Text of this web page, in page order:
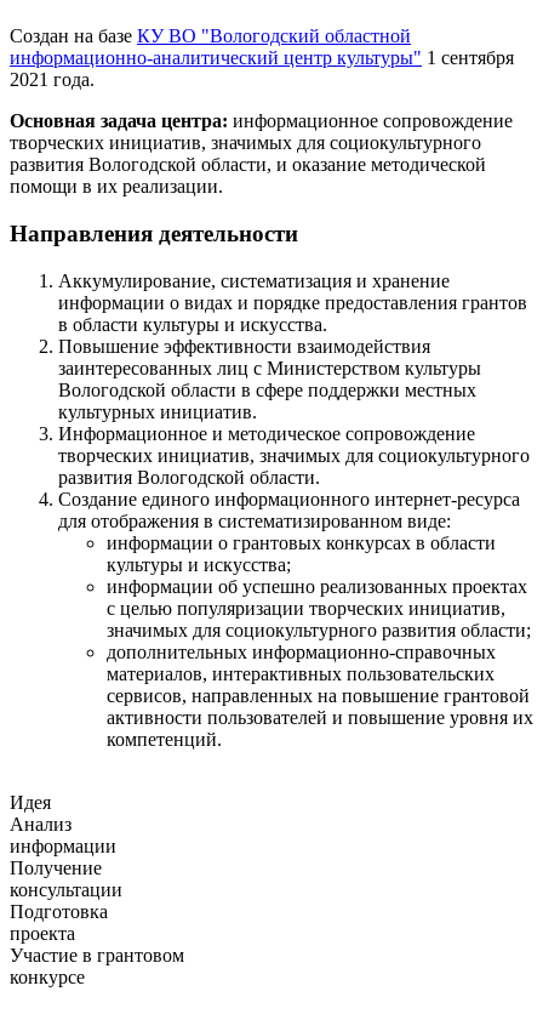
Создан на базе КУ ВО "Вологодский областной
информационно-аналитический центр культуры" 1 сентября
2021 года.
Основная задача центра: информационное сопровождение
творческих инициатив, значимых для социокультурного
развития Вологодской области, и оказание методической
помощи в их реализации.
Направления деятельности
Аккумулирование, систематизация и хранение
информации о видах и порядке предоставления грантов
в области культуры и искусства.
Повышение эффективности взаимодействия
заинтересованных лиц с Министерством культуры
Вологодской области в сфере поддержки местных
культурных инициатив.
Информационное и методическое сопровождение
творческих инициатив, значимых для социокультурного
развития Вологодской области.
Создание единого информационного интернет-ресурса
для отображения в систематизированном виде:
информации о грантовых конкурсах в области
культуры и искусства;
информации об успешно реализованных проектах
с целью популяризации творческих инициатив,
значимых для социокультурного развития области;
дополнительных информационно-справочных
материалов, интерактивных пользовательских
сервисов, направленных на повышение грантовой
активности пользователей и повышение уровня их
компетенций.
Идея
Анализ
информации
Получение
консультации
Подготовка
проекта
Участие в грантовом
конкурсе